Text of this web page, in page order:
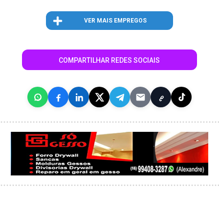
VER MAIS EMPREGOS
COMPARTILHAR REDES SOCIAIS